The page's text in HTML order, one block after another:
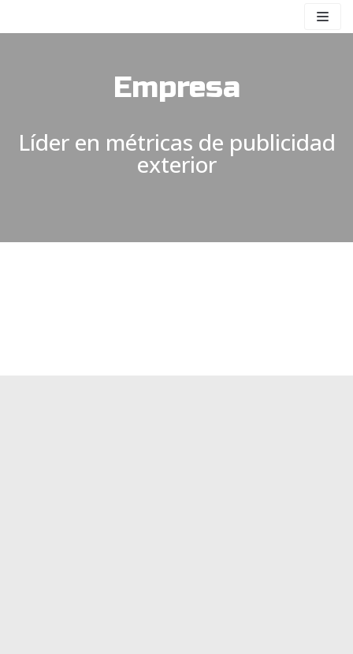
al
Empresa
Líder en métricas de publicidad
exterior